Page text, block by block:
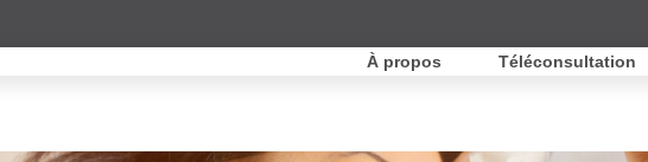
À propos
Téléconsultation